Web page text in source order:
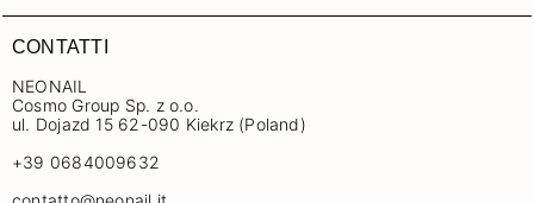
CONTATTI
NEONAIL
Cosmo Group Sp. z o.o.
ul. Dojazd 15 62-090 Kiekrz (Poland)
+39 0684009632